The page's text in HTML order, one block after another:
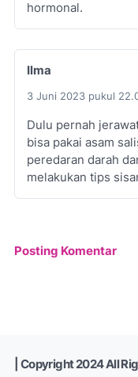
hormonal.
Ilma
3 Juni 2023 pukul
Dulu pernah
bisa pakai asam
peredaran darah
melakukan tips
Posting Komentar
| Copyright 2024 All